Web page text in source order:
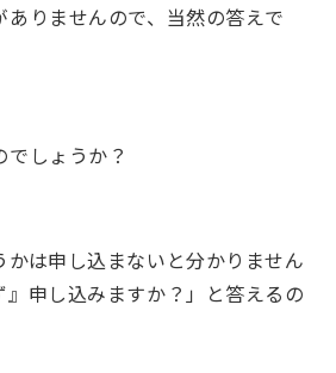
りませんので、当然の答えで
しょうか？
かは申し込まないと分かりません
』申し込みますか？」と答えるの